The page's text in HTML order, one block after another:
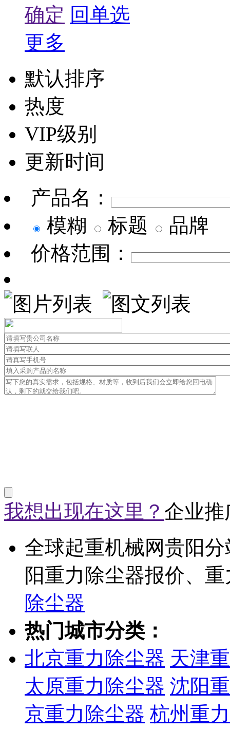
确定 回单选
更多
默认排序
热度
VIP级别
更新时间
产品名：
模糊
标题
品牌
价格范围：
我想出现在这里？ 企业推
全球起重机械网贵阳
阳重力除尘器报价、
除尘器
热门城市分类：
北京重力除尘器 天津
太原重力除尘器 沈阳
京重力除尘器 杭州重